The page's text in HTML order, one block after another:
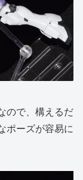
ので、構えるだ
ポーズが容易に